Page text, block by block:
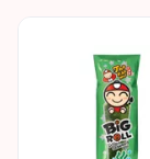
Aštrumas